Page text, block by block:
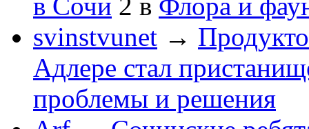
в Сочи 2 в Флора и
svinstvunet →
Адлере стал
проблемы и решения